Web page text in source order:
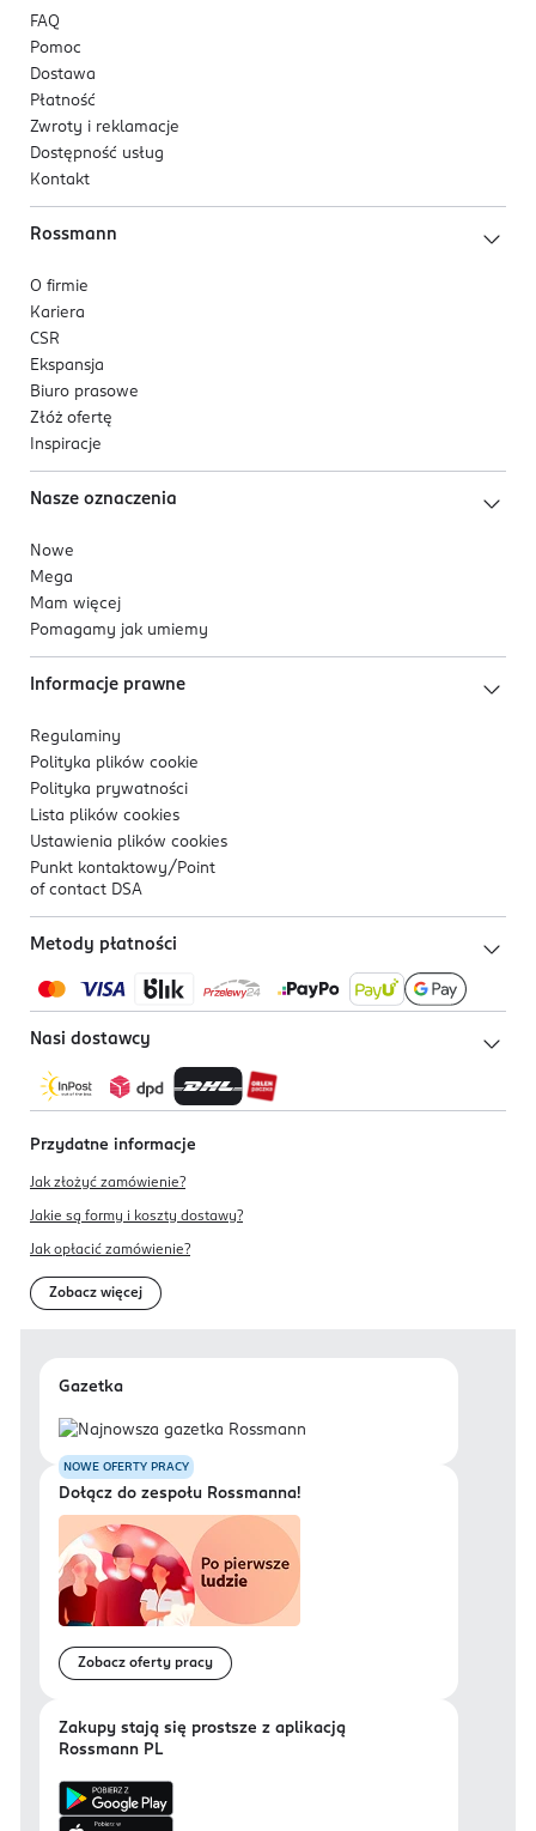
FAQ
Pomoc
Dostawa
Płatność
Zwroty i reklamacje
Dostępność usług
Kontakt
Rossmann
O firmie
Kariera
CSR
Ekspansja
Biuro prasowe
Złóż ofertę
Inspiracje
Nasze oznaczenia
Nowe
Mega
Mam więcej
Pomagamy jak umiemy
Informacje prawne
Regulaminy
Polityka plików cookie
Polityka prywatności
Lista plików cookies
Ustawienia plików cookies
Punkt kontaktowy/ Point
of contact DSA
Metody płatności
Nasi dostawcy
Przydatne informacje
Jak złożyć zamówienie?
Jakie są formy i koszty dostawy?
Jak opłacić zamówienie?
Zobacz więcej
Gazetka
NOWE OFERTY PRACY
Dołącz do zespołu Rossmanna!
Zobacz oferty pracy
Zakupy stają się prostsze z aplikacją
Rossmann PL